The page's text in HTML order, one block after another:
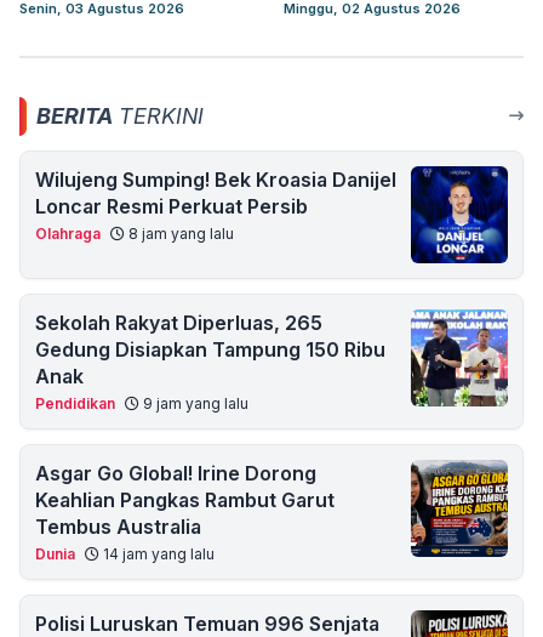
Senin, 03 Agustus 2026 Minggu, 02 Agustus 2026
BERITA TERKINI
Wilujeng Sumping! Bek Kroasia Danijel
Loncar Resmi Perkuat Persib
Olahraga 8 jam yang lalu
Sekolah Rakyat Diperluas, 265
Gedung Disiapkan Tampung 150 Ribu
Anak
Pendidikan 9 jam yang lalu
Asgar Go Global! Irine Dorong
Keahlian Pangkas Rambut Garut
Tembus Australia
Dunia 14 jam yang lalu
Polisi Luruskan Temuan 996 Senjata